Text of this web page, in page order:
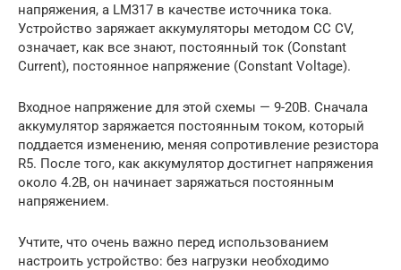
напряжения, а LM317 в качестве источника тока.
Устройство заряжает аккумуляторы методом CC CV,
означает, как все знают, постоянный ток (Constant
Current), постоянное напряжение (Constant Voltage).
Входное напряжение для этой схемы — 9-20В. Сначала
аккумулятор заряжается постоянным током, который
поддается изменению, меняя сопротивление резистора
R5. После того, как аккумулятор достигнет напряжения
около 4.2В, он начинает заряжаться постоянным
напряжением.
Учтите, что очень важно перед использованием
настроить устройство: без нагрузки необходимо